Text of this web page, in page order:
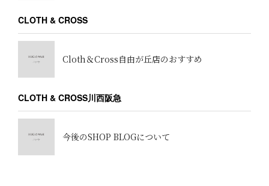
CLOTH & CROSS
Cloth＆Cross自由が丘店のおすすめ
CLOTH & CROSS川西阪急
今後のSHOP BLOGについて